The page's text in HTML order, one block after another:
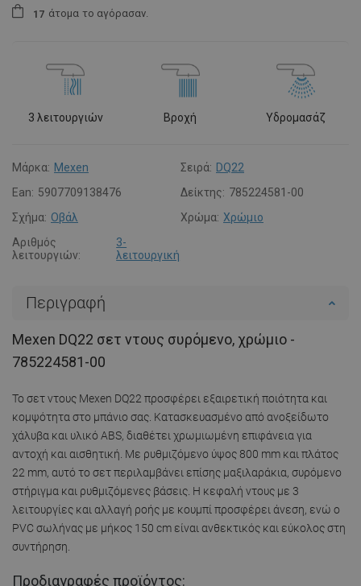
1 7 άτομα το αγόρασαν.
3 λειτουργιών Βροχή Υδρομασάζ
Μάρκα: Mexen Σειρά: DQ22
Ean: 5907709138476 Δείκτης: 785224581-00
Σχήμα: Οβάλ Χρώμα: Χρώμιο
Αριθμός
λειτουργιών:
3-
λειτουργική
Περιγραφή
Mexen DQ22 σετ ντους συρόμενο, χρώμιο -
785224581-00
Το σετ ντους Mexen DQ22 προσφέρει εξαιρετική ποιότητα και
κομψότητα στο μπάνιο σας. Κατασκευασμένο από ανοξείδωτο
χάλυβα και υλικό ABS, διαθέτει χρωμιωμένη επιφάνεια για
αντοχή και αισθητική. Με ρυθμιζόμενο ύψος 800 mm και πλάτος
22 mm, αυτό το σετ περιλαμβάνει επίσης μαξιλαράκια, συρόμενο
στήριγμα και ρυθμιζόμενες βάσεις. Η κεφαλή ντους με 3
λειτουργίες και αλλαγή ροής με κουμπί προσφέρει άνεση, ενώ ο
PVC σωλήνας με μήκος 150 cm είναι ανθεκτικός και εύκολος στη
συντήρηση.
Προδιαγραφές προϊόντος: